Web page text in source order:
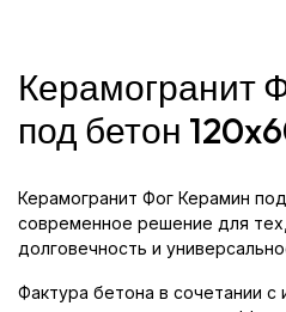
Керамогранит
под бетон
Керамогранит Фог Керамин
современное решение для тех,
долговечность и
Фактура бетона в сочетании с